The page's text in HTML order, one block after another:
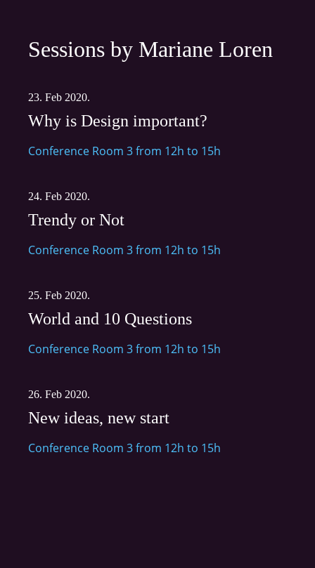
Sessions by Mariane Loren
23. Feb 2020.
Why is Design important?
Conference Room 3 from 12h to 15h
24. Feb 2020.
Trendy or Not
Conference Room 3 from 12h to 15h
25. Feb 2020.
World and 10 Questions
Conference Room 3 from 12h to 15h
26. Feb 2020.
New ideas, new start
Conference Room 3 from 12h to 15h